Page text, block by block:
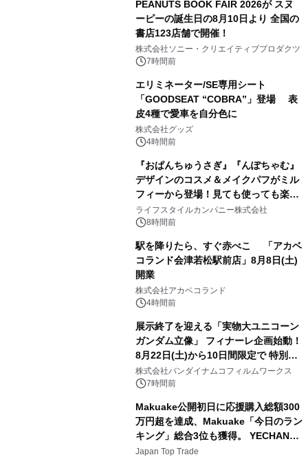
PEANUTS BOOK FAIR 2026が スヌ
ーピーの誕生日の8月10日より 全国の
書店123店舗で開催！
株式会社ソニー・クリエイティブプロダクツ
7時間前
エリミネーター/SE専用シート
「GOODSEAT “COBRA”」登場 表
皮4種で愛車を自分色に
株式会社グッズ
4時間前
『おぱんちゅうさぎ』『んぽちゃむ』
デザインのコスメ＆メイクパフがミル
フィーから登場！見ても使っても楽し
い、ポップでキュートなコレクショ
ン。
ライフスタイルカンパニー株式会社
8時間前
駅を降りたら、すぐ赤べこ 「アカベ
コランド会津若松駅前店」8月8日(土)
開業
株式会社アカベコランド
4時間前
展示終了を迎える「実物大ユニコーン
ガンダム立像」 フィナーレ企画始動！
8月22日(土)から10日間限定で 特別映
像『UNICORN GUNDAM Statue ―
BEYOND POSSIBILITY ―』を上映！
株式会社バンダイナムコフィルムワークス
7時間前
Makuake公開初日に応援購入総額300
万円超を達成、Makuake「今日のラン
キング」総合3位も獲得。 YECHAN音
浴シンギングボウル第2弾の大型サイ
Japan Top Trade